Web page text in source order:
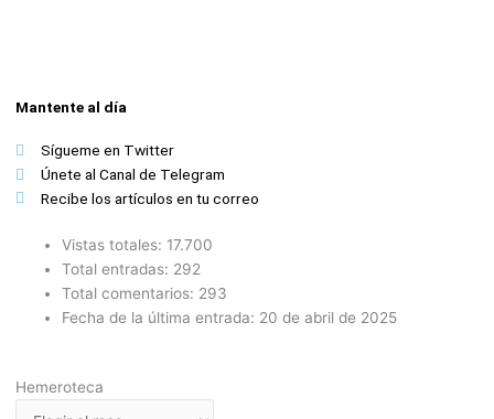
Mantente al día
Sígueme en Twitter
Únete al Canal de Telegram
Recibe los artículos en tu correo
Vistas totales: 17.700
Total entradas: 292
Total comentarios: 293
Fecha de la última entrada: 20 de abril de 2025
Hemeroteca
Hemeroteca